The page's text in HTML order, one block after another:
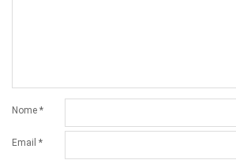
Nome *
Email *